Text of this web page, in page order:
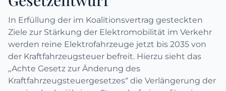
In Erfüllung der im Koalitionsvertrag gesteckten
Ziele zur Stärkung der Elektromobilität im Verkehr
werden reine Elektrofahrzeuge jetzt bis 2035 von
der Kraftfahrzeugsteuer befreit. Hierzu sieht das
„Achte Gesetz zur Änderung des
Kraftfahrzeugsteuergesetzes“ die Verlängerung der